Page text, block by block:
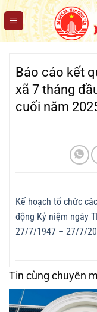
Chuyển
đến
nội
Báo cáo kết
xã 7 tháng
cuối năm
Kế hoạch tổ chức
động Kỷ niệm ngày
27/7/1947 – 27/7/
Tin cùng chuyên